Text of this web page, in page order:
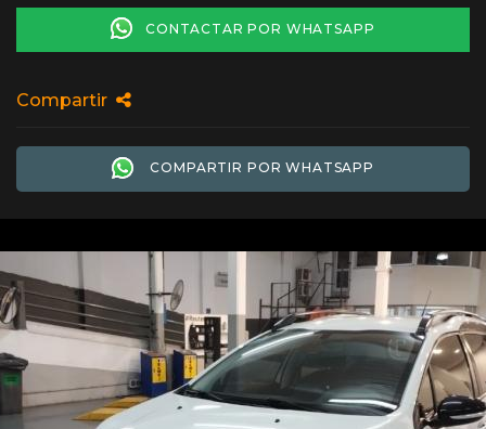
CONTACTAR POR WHATSAPP
Compartir
COMPARTIR POR WHATSAPP